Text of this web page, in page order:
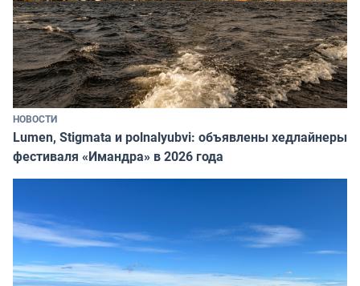
НОВОСТИ
Lumen, Stigmata и polnalyubvi: объявлены хедлайнеры
фестиваля «Имандра» в 2026 года